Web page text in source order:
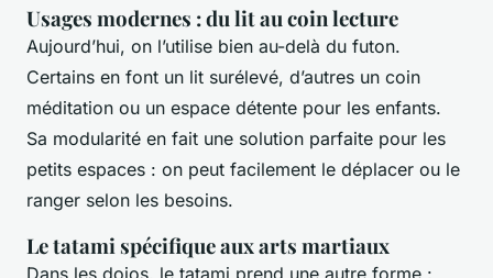
Usages modernes : du lit au coin lecture
Aujourd’hui, on l’utilise bien au-delà du futon.
Certains en font un lit surélevé, d’autres un coin
méditation ou un espace détente pour les enfants.
Sa modularité en fait une solution parfaite pour les
petits espaces : on peut facilement le déplacer ou le
ranger selon les besoins.
Le tatami spécifique aux arts martiaux
Dans les dojos, le tatami prend une autre forme :